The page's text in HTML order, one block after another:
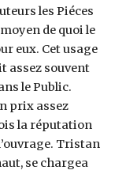
les Piéces
de quoi le
eux. Cet usage
assez souvent
le Public.
prix assez
la réputation
Tristan
se chargea